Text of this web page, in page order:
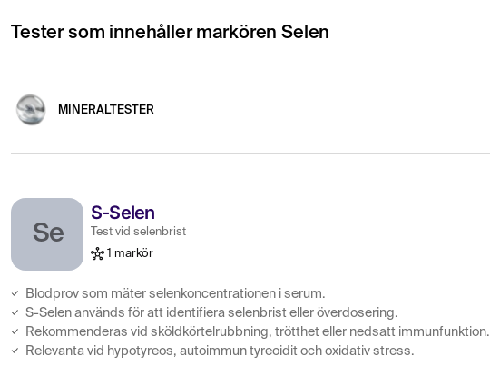
Tester som innehåller markören Selen
MINERALTESTER
Se
S-Selen
Test vid selenbrist
1 markör
Blodprov som mäter selenkoncentrationen i serum.
S-Selen används för att identifiera selenbrist eller överdosering.
Rekommenderas vid sköldkörtelrubbning, trötthet eller nedsatt immunfunktion.
Relevanta vid hypotyreos, autoimmun tyreoidit och oxidativ stress.